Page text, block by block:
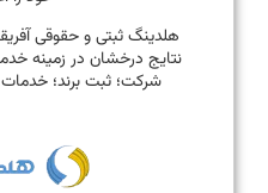
نتایج درخشان در زمینه
شرکت؛ ثبت برند؛